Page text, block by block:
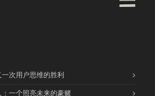
次用户思维的胜利
一个照亮未来的豪赌